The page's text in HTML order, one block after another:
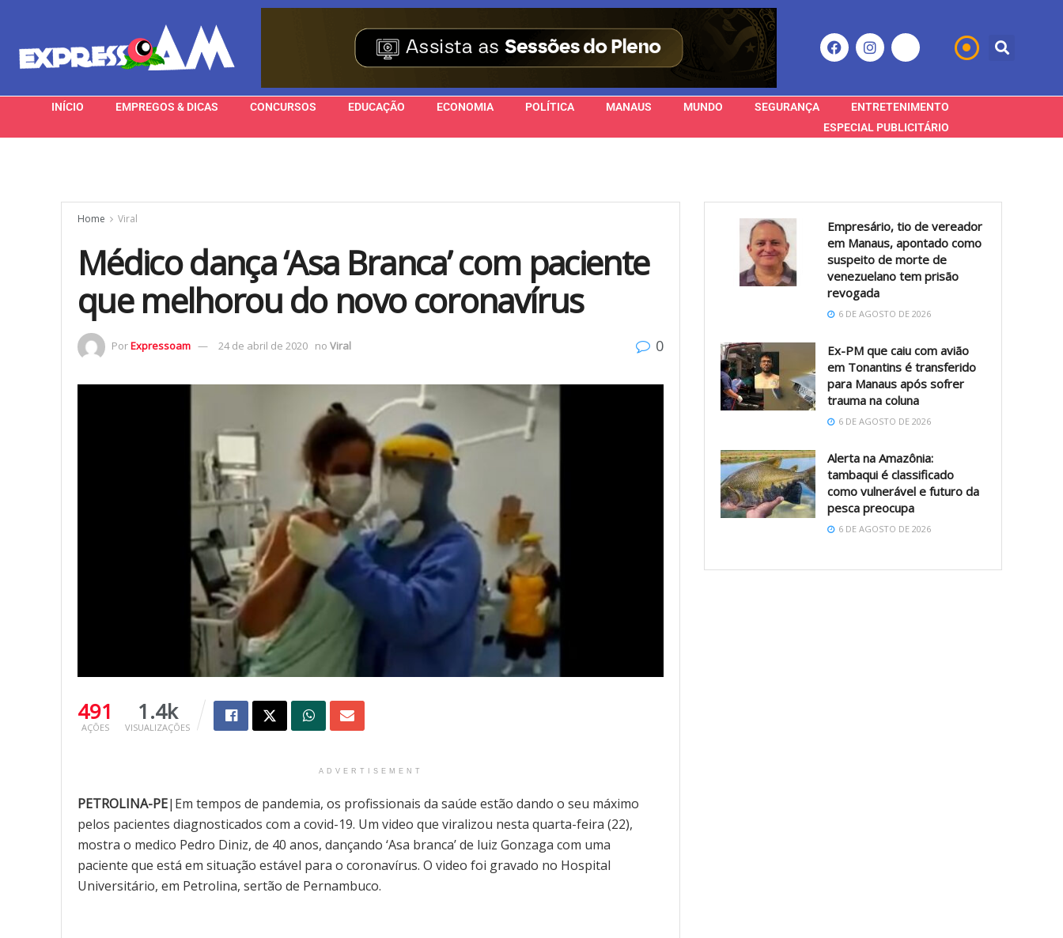
INÍCIO EMPREGOS & DICAS CONCURSOS EDUCAÇÃO ECONOMIA POLÍTICA MANAUS MUNDO SEGURANÇA
ENTRETENIMENTO
ESPECIAL PUBLICITÁRIO
Home Viral
Médico dança ‘Asa Branca’ com paciente
que melhorou do novo coronavírus
PorExpressoam 24 de abril de 2020 no Viral 0
491
AÇÕES
1.4k
VISUALIZAÇÕES
ADVERTISEMENT
PETROLINA-PE|Em tempos de pandemia, os profissionais da saúde estão dando o seu máximo
pelos pacientes diagnosticados com a covid-19. Um video que viralizou nesta quarta-feira (22),
mostra o medico Pedro Diniz, de 40 anos, dançando ‘Asa branca’ de luiz Gonzaga com uma
paciente que está em situação estável para o coronavírus. O video foi gravado no Hospital
Universitário, em Petrolina, sertão de Pernambuco.
Empresário, tio de vereador
em Manaus, apontado como
suspeito de morte de
venezuelano tem prisão
revogada
6 DE AGOSTO DE 2026
Ex-PM que caiu com avião
em Tonantins é transferido
para Manaus após sofrer
trauma na coluna
6 DE AGOSTO DE 2026
Alerta na Amazônia:
tambaqui é classificado
como vulnerável e futuro da
pesca preocupa
6 DE AGOSTO DE 2026